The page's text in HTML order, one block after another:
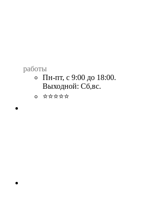
работы
Пн-пт, с 9:00 до 18:00.
Выходной: Сб,вс.
⭐⭐⭐⭐⭐